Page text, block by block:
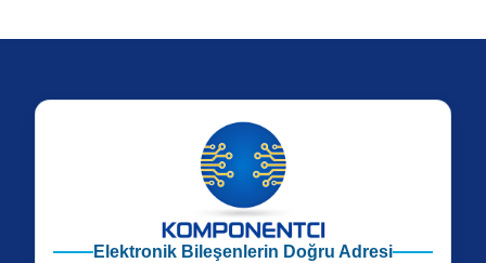
Elektronik Bileşenlerin Doğru Adresi